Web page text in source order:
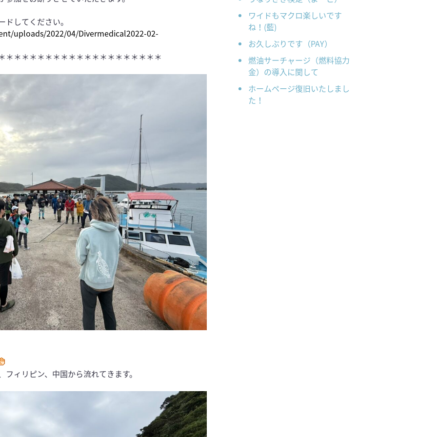
ワイドもマクロ楽しいです
ね！(藍)
お久しぶりです（PAY）
燃油サーチャージ（燃料協力
金）の導入に関して
ホームページ復旧いたしまし
た！
してください。
uploads/2022/04/Divermedical2022-02-
＊＊＊＊＊＊＊＊＊＊＊＊＊＊＊＊＊＊＊＊
ィリピン、中国から流れてきます。